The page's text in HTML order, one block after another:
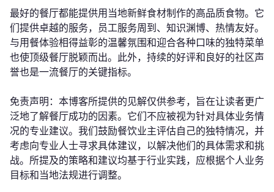
最好的餐厅都能提供用当地新鲜食材制作的高品质食物。它
们提供卓越的服务，员工服务周到、知识渊博、热情友好。
与用餐体验相得益彰的温馨氛围和迎合各种口味的独特菜单
也使顶级餐厅脱颖而出。此外，持续的好评和良好的社区声
誉也是一流餐厅的关键指标。
免责声明：本博客所提供的见解仅供参考，旨在让读者更广
泛地了解餐厅成功的因素。它们不应被视为针对具体业务情
况的专业建议。我们鼓励餐饮业主评估自己的独特情况，并
考虑向专业人士寻求具体建议，以解决他们的具体需求和挑
战。所提及的策略和建议均基于行业实践，应根据个人业务
目标和当地法规进行调整。